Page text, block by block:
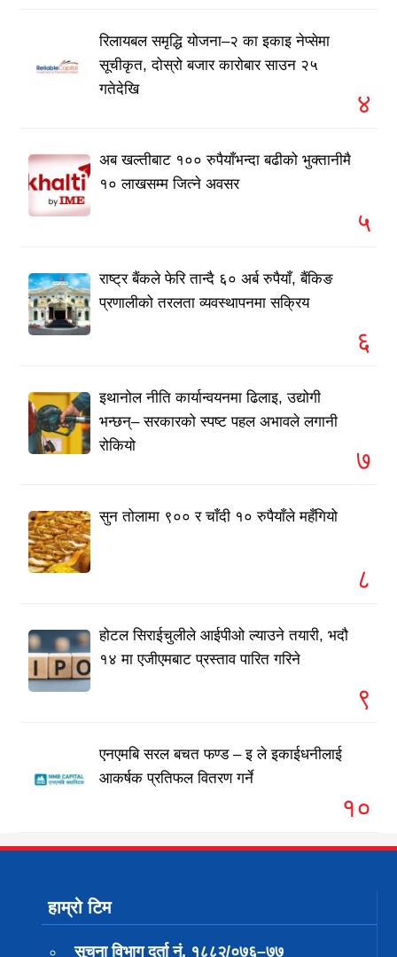
रिलायबल समृद्धि योजना–२ का इकाइ नेप्सेमा
सूचीकृत, दोस्रो बजार कारोबार साउन २५
गतेदेखि
४
अब खल्तीबाट १०० रुपैयाँभन्दा बढीको भुक्तानीमै
१० लाखसम्म जित्ने अवसर
५
राष्ट्र बैंकले फेरि तान्दै ६० अर्ब रुपैयाँ, बैंकिङ
प्रणालीको तरलता व्यवस्थापनमा सक्रिय
६
इथानोल नीति कार्यान्वयनमा ढिलाइ, उद्योगी
भन्छन्– सरकारको स्पष्ट पहल अभावले लगानी
रोकियो
७
सुन तोलामा ९०० र चाँदी १० रुपैयाँले महँगियो
८
होटल सिराईचुलीले आईपीओ ल्याउने तयारी, भदौ
१४ मा एजीएमबाट प्रस्ताव पारित गरिने
९
एनएमबि सरल बचत फण्ड – इ ले इकाईधनीलाई
आकर्षक प्रतिफल वितरण गर्ने
१०
हाम्रो टिम
सूचना विभाग दर्ता नं. १८८२/०७६–७७